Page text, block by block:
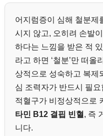
어지럼증이 심해 철분제
시지 않고, 오히려 손발
하다는 느낌을 받은 적
라고 하면 ‘철분’만 떠올
상적으로 성숙하고 복제
심 조력자가 반드시 필
적혈구가 비정상적으로
타민 B12 결핍 빈혈 , 즉
니다.